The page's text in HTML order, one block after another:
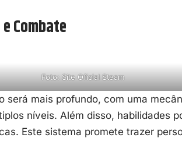
Combate
Foto: Site Oficial Steam
será mais profundo, com uma
níveis. Além disso, habilidades
Este sistema promete trazer